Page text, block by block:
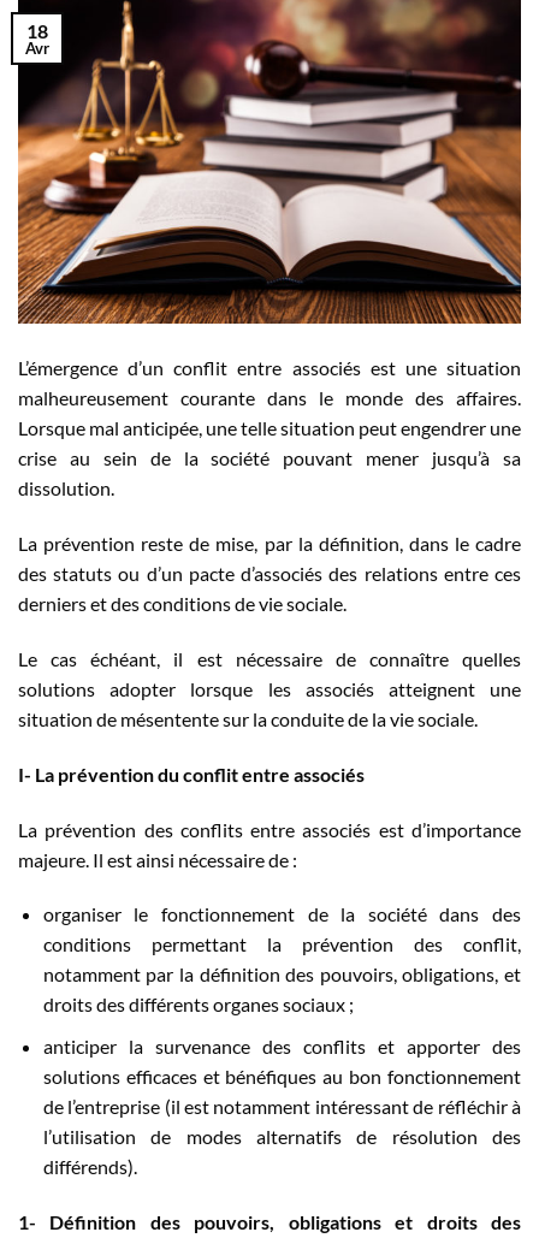
18
Avr
L’émergence d’un conflit entre associés est une situation
malheureusement courante dans le monde des affaires.
Lorsque mal anticipée, une telle situation peut engendrer une
crise au sein de la société pouvant mener jusqu’à sa
dissolution.
La prévention reste de mise, par la définition, dans le cadre
des statuts ou d’un pacte d’associés des relations entre ces
derniers et des conditions de vie sociale.
Le cas échéant, il est nécessaire de connaître quelles
solutions adopter lorsque les associés atteignent une
situation de mésentente sur la conduite de la vie sociale.
I- La prévention du conflit entre associés
La prévention des conflits entre associés est d’importance
majeure. Il est ainsi nécessaire de :
organiser le fonctionnement de la société dans des
conditions permettant la prévention des conflit,
notamment par la définition des pouvoirs, obligations, et
droits des différents organes sociaux ;
anticiper la survenance des conflits et apporter des
solutions efficaces et bénéfiques au bon fonctionnement
de l’entreprise (il est notamment intéressant de réfléchir à
l’utilisation de modes alternatifs de résolution des
différends).
1- Définition des pouvoirs, obligations et droits des